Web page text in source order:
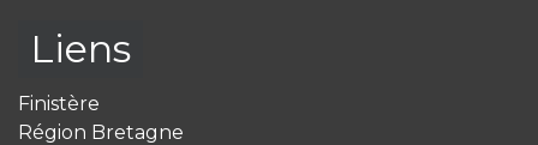
Liens
Finistère
Région Bretagne